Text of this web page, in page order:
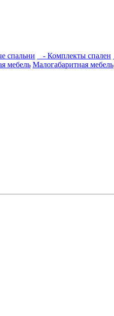
спальни - Комплекты спален
мебель Малогабаритная мебель